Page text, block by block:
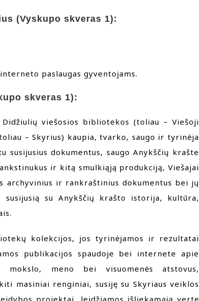
(Vyskupo skveras 1):
paslaugas gyventojams.
skveras 1):
viešosios bibliotekos (toliau – Viešoji
– Skyrius) kaupia, tvarko, saugo ir tyrinėja
dokumentus, saugo Anykščių krašte
ir kitą smulkiąją produkciją, Viešajai
archyvinius ir rankraštinius dokumentus bei jų
su Anykščių krašto istorija, kultūra,
kolekcijos, jos tyrinėjamos ir rezultatai
publikacijos spaudoje bei internete apie
mokslo, meno bei visuomenės atstovus,
masiniai renginiai, susiję su Skyriaus veiklos